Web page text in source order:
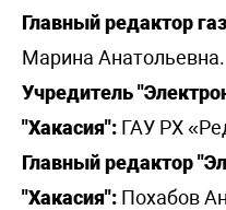
Главный редактор
Марина Анатольевна.
Учредитель
"Хакасия": ГАУ РХ
Главный редактор
"Хакасия": Похабов